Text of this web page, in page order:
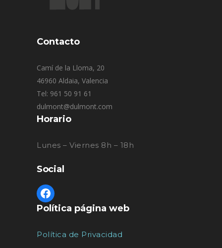
Contacto
Camí de la Lloma, 20
46960 Aldaia, Valencia
Tel: 961 50 91 61
dulmont@dulmont.com
Horario
Lunes – Viernes 8h – 18h
Social
Política página web
Política de Privacidad